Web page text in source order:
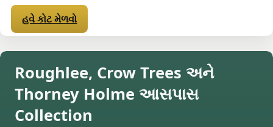
હવે કોટ મેળવો
Roughlee, Crow Trees અને
Thorney Holme આસપાસ
Collection